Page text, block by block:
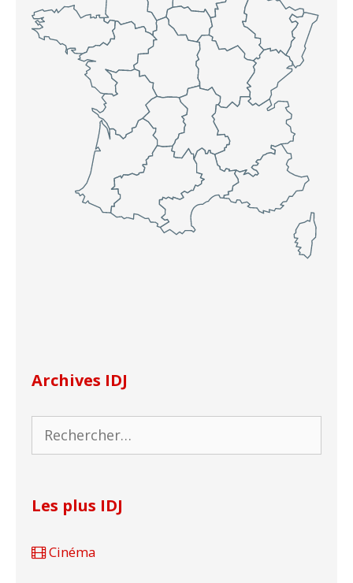
Archives IDJ
Rechercher :
Les plus IDJ
Cinéma